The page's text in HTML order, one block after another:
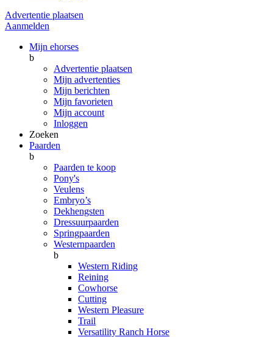
Advertentie plaatsen
Aanmelden
Mijn ehorses
b
Advertentie plaatsen
Mijn advertenties
Mijn berichten
Mijn favorieten
Mijn account
Inloggen
Zoeken
Paarden
b
Paarden te koop
Pony's
Veulens
Embryo’s
Dekhengsten
Dressuurpaarden
Springpaarden
Westernpaarden
b
Western Riding
Reining
Cowhorse
Cutting
Western Pleasure
Trail
Versatility Ranch Horse